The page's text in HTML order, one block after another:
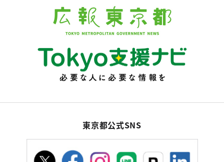
東京都公式SNS